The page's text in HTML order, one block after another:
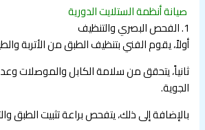
صيانة أنظمة الستلايت الدورية
1. الفحص البصري والتنظيف
أولاً، يقوم الفني بتنظيف الطبق من الأتربة
ثانياً، يتحقق من سلامة الكابل والموصلات
الجوية.
بالإضافة إلى ذلك، يتفحص براعة تثبيت الطبق